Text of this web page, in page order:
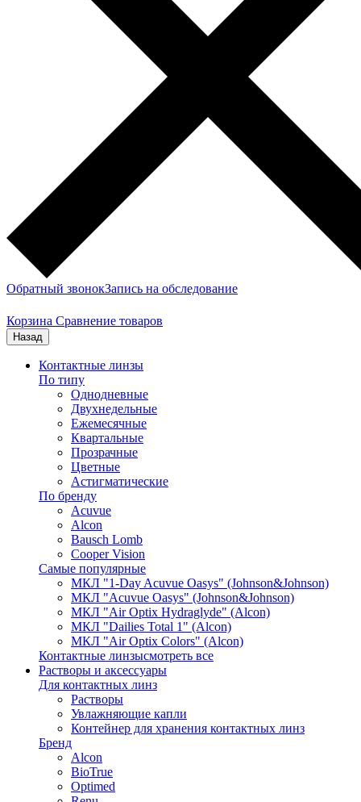
Обратный звонокЗапись на обследование
Корзина Сравнение товаров
Назад
Контактные линзы
По типу
Однодневные
Двухнедельные
Ежемесячные
Квартальные
Прозрачные
Цветные
Астигматические
По бренду
Acuvue
Alcon
Bausch Lomb
Cooper Vision
Самые популярные
МКЛ "1-Day Acuvue Oasys" (Johnson&Johnson)
МКЛ "Acuvue Oasys" (Johnson&Johnson)
МКЛ "Air Optix Hydraglyde" (Alcon)
МКЛ "Dailies Total 1" (Alcon)
МКЛ "Air Optix Colors" (Alcon)
Контактные линзысмотреть все
Растворы и аксессуары
Для контактных линз
Растворы
Увлажняющие капли
Контейнер для хранения контактных линз
Бренд
Alcon
BioTrue
Optimed